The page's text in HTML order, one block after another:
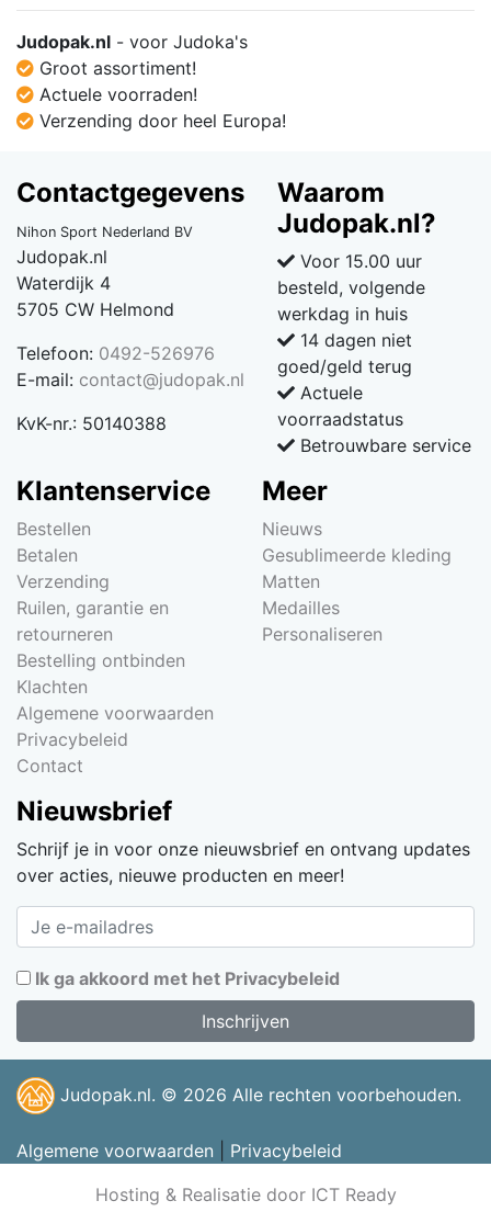
Judopak.nl - voor Judoka's
Groot assortiment!
Actuele voorraden!
Verzending door heel Europa!
Contactgegevens
Nihon Sport Nederland BV
Judopak.nl
Waterdijk 4
5705 CW Helmond
Telefoon: 0492-526976
E-mail: contact@judopak.nl
KvK-nr.: 50140388
Waarom
Judopak.nl?
Voor 15.00 uur
besteld, volgende
werkdag in huis
14 dagen niet
goed/geld terug
Actuele
voorraadstatus
Betrouwbare service
Klantenservice
Bestellen
Betalen
Verzending
Ruilen, garantie en
retourneren
Bestelling ontbinden
Klachten
Algemene voorwaarden
Privacybeleid
Contact
Meer
Nieuws
Gesublimeerde kleding
Matten
Medailles
Personaliseren
Nieuwsbrief
Schrijf je in voor onze nieuwsbrief en ontvang updates
over acties, nieuwe producten en meer!
Ik ga akkoord met het Privacybeleid
Judopak.nl. © 2026 Alle rechten voorbehouden.
Algemene voorwaarden
Privacybeleid
Hosting & Realisatie door ICT Ready